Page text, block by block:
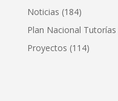
Noticias (184)
Plan Nacional Tutorías
Proyectos (114)